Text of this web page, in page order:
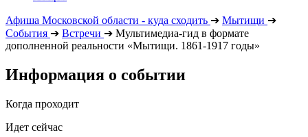
Афиша Московской области - куда сходить ➔ Мытищи ➔
События ➔ Встречи ➔ Мультимедиа-гид в формате
дополненной реальности «Мытищи. 1861-1917 годы»
Информация о событии
Когда проходит
Идет сейчас